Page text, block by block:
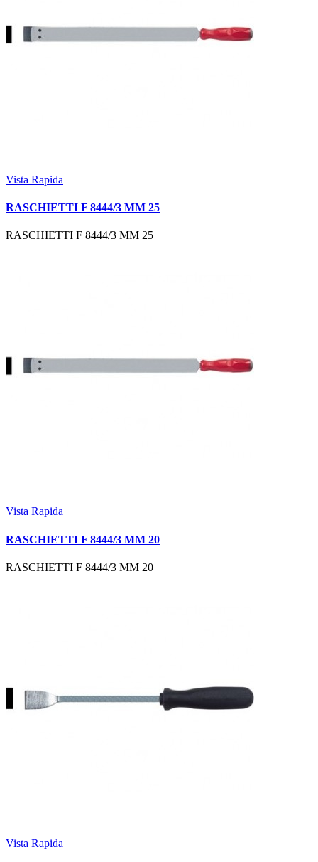
Vista Rapida
RASCHIETTI F 8444/3 MM 25
RASCHIETTI F 8444/3 MM 25
Vista Rapida
RASCHIETTI F 8444/3 MM 20
RASCHIETTI F 8444/3 MM 20
Vista Rapida